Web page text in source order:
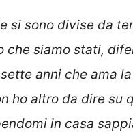
si sono divise da
che siamo stati,
anni che ama
ho altro da dire su
in casa